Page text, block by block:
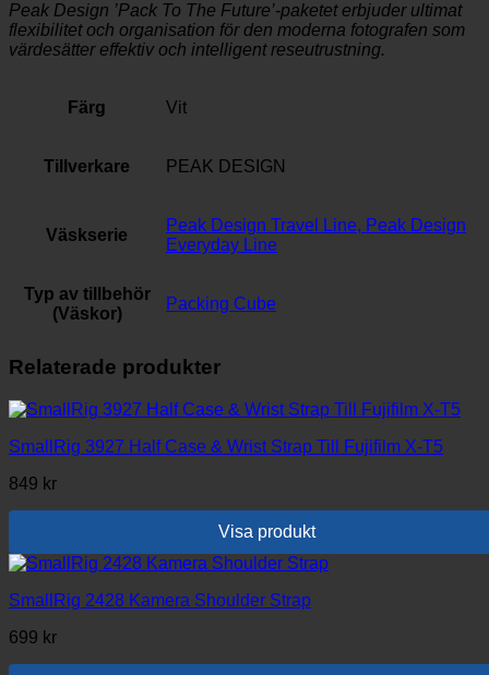
Peak Design ’Pack To The Future’-paketet erbjuder ultimat
flexibilitet och organisation för den moderna fotografen som
värdesätter effektiv och intelligent reseutrustning.
Färg Vit
Tillverkare PEAK DESIGN
Väskserie
Peak Design Travel Line, Peak Design
Everyday Line
Typ av tillbehör
(Väskor)
Packing Cube
Relaterade produkter
SmallRig 3927 Half Case & Wrist Strap Till Fujifilm X-T5
849 kr
Visa produkt
SmallRig 2428 Kamera Shoulder Strap
699 kr